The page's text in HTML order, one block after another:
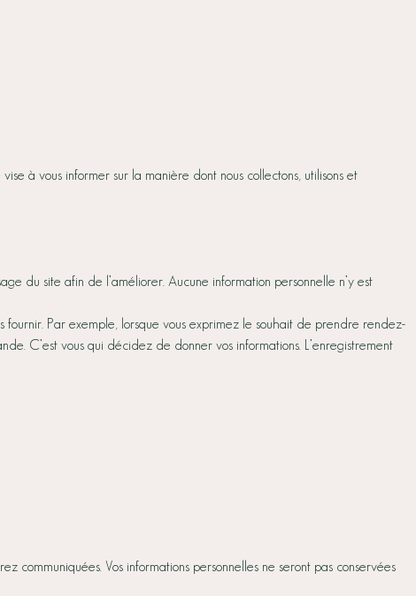
à vous informer sur la manière dont nous collectons, utilisons et
du site afin de l’améliorer. Aucune information personnelle n’y est
Par exemple, lorsque vous exprimez le souhait de prendre rendez-
C’est vous qui décidez de donner vos informations. L’enregistrement
communiquées. Vos informations personnelles ne seront pas conservées